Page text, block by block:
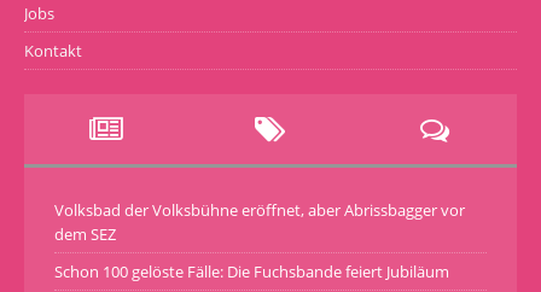
Jobs
Kontakt
Volksbad der Volksbühne eröffnet, aber Abrissbagger vor
dem SEZ
Schon 100 gelöste Fälle: Die Fuchsbande feiert Jubiläum